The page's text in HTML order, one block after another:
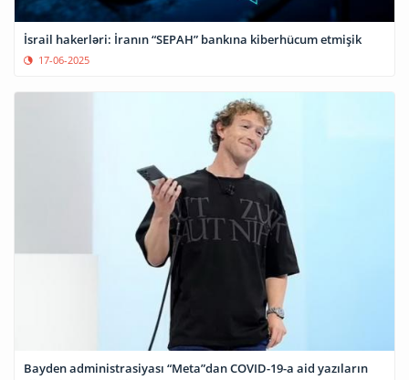
İsrail hakerləri: İranın “SEPAH” bankına kiberhücum etmişik
17-06-2025
Bayden administrasiyası “Meta”dan COVID-19-a aid yazıların